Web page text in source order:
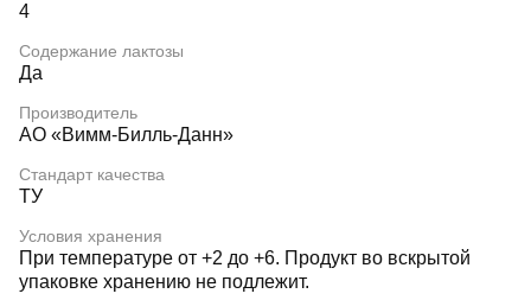
4
Содержание лактозы
Да
Производитель
АО «Вимм-Билль-Данн»
Стандарт качества
ТУ
Условия хранения
При температуре от +2 до +6. Продукт во вскрытой
упаковке хранению не подлежит.